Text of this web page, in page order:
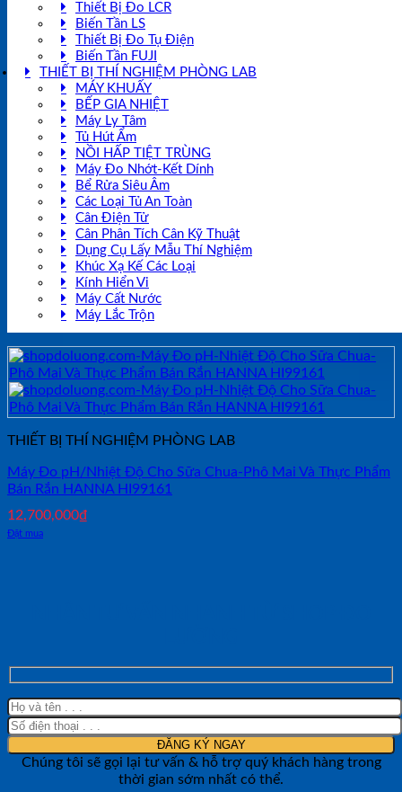
Thiết Bị Đo LCR
Biến Tần LS
Thiết Bị Đo Tụ Điện
Biến Tần FUJI
THIẾT BỊ THÍ NGHIỆM PHÒNG LAB
MÁY KHUẤY
BẾP GIA NHIỆT
Máy Ly Tâm
Tủ Hút Ẩm
NỒI HẤP TIỆT TRÙNG
Máy Đo Nhớt-Kết Dính
Bể Rửa Siêu Âm
Các Loại Tủ An Toàn
Cân Điện Tử
Cân Phân Tích Cân Kỹ Thuật
Dụng Cụ Lấy Mẫu Thí Nghiệm
Khúc Xạ Kế Các Loại
Kính Hiển Vi
Máy Cất Nước
Máy Lắc Trộn
THIẾT BỊ THÍ NGHIỆM PHÒNG LAB
Máy Đo pH/Nhiệt Độ Cho Sữa Chua-Phô Mai Và Thực Phẩm
Bán Rắn HANNA HI99161
12,700,000₫
Đặt mua
Chúng tôi sẽ gọi lại tư vấn & hỗ trợ quý khách hàng trong
thời gian sớm nhất có thể.